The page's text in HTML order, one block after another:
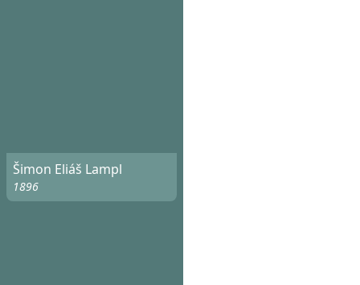
Šimon Eliáš Lampl
1896